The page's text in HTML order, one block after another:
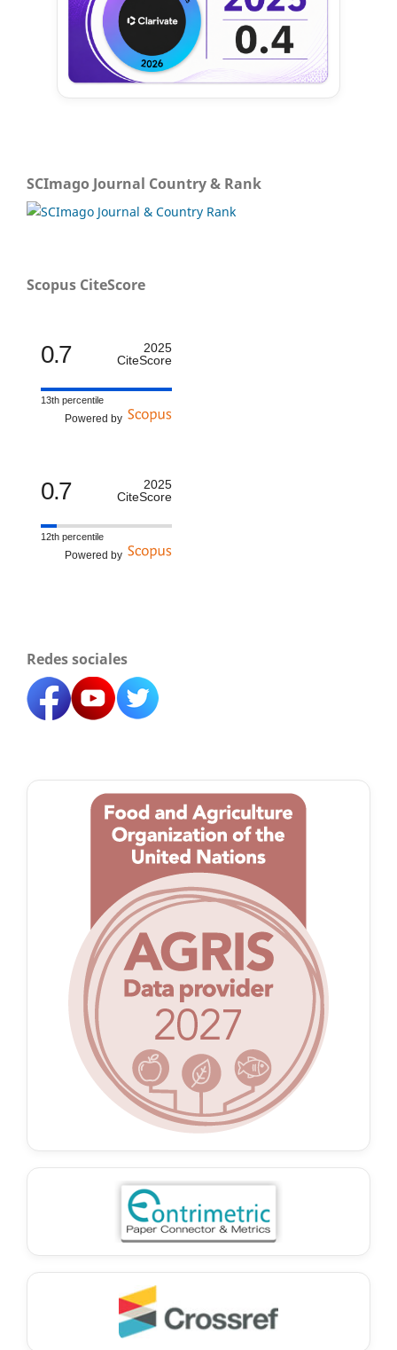
SCImago Journal Country & Rank
Scopus CiteScore
0.7
2025
CiteScore
13th percentile
Powered by
0.7
2025
CiteScore
12th percentile
Powered by
Redes sociales